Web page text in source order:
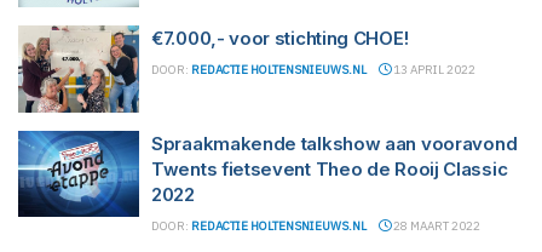
€7.000,- voor stichting CHOE!
DOOR: REDACTIE HOLTENSNIEUWS.NL 13 APRIL 2022
Spraakmakende talkshow aan vooravond
Twents fietsevent Theo de Rooij Classic
2022
DOOR: REDACTIE HOLTENSNIEUWS.NL 28 MAART 2022